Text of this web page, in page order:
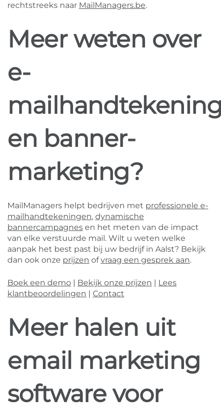
rechtstreeks naar MailManagers.be.
Meer weten over
e-
en banner-
marketing?
MailManagers helpt bedrijven met professionele e-
mailhandtekeningen, dynamische
bannercampagnes en het meten van de impact
van elke verstuurde mail. Wilt u weten welke
aanpak het best past bij uw bedrijf in Aalst? Bekijk
dan ook onze prijzen ofvraag een gesprek aan.
Boek een demo Bekijk onze prijzen
Lees
klantbeoordelingen
Contact
Meer halen uit
email marketing
software voor